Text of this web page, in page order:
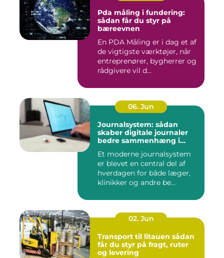
Pda måling i fundering:
sådan får du styr på
bæreevnen
En PDA Måling er i dag et af
de vigtigste værktøjer, når
entreprenører, bygherrer og
rådgivere vil d...
06. Jun
Journalsystem: sådan
skaber digitale journaler
bedre sammenhæng i
Et moderne journalsystem
er blevet en central del af
hverdagen for både læger,
klinikker og andre be...
02. Jun
Transport til litauen sådan
får du styr på fragt, ruter
og levering